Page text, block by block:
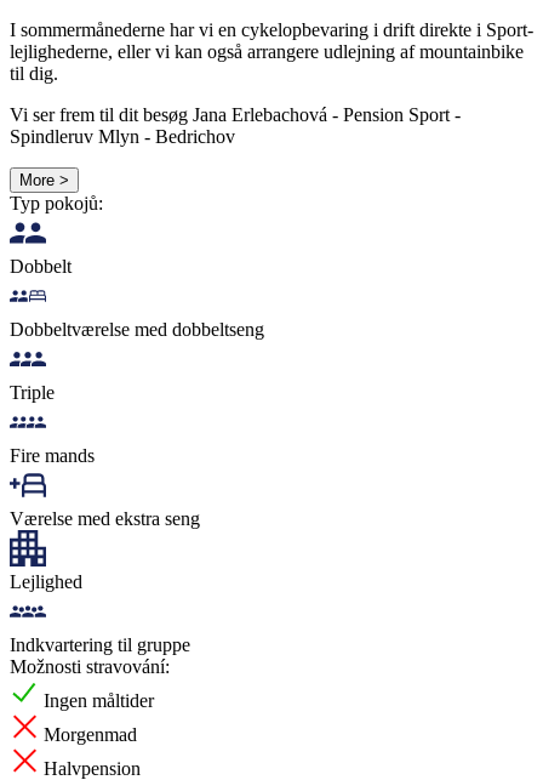
I sommermånederne har vi en cykelopbevaring i drift direkte i Sport-
lejlighederne, eller vi kan også arrangere udlejning af mountainbike
til dig.
Vi ser frem til dit besøg Jana Erlebachová - Pension Sport -
Spindleruv Mlyn - Bedrichov
More >
Typ pokojů:
Dobbelt
Dobbeltværelse med dobbeltseng
Triple
Fire mands
Værelse med ekstra seng
Lejlighed
Indkvartering til gruppe
Možnosti stravování:
Ingen måltider
Morgenmad
Halvpension